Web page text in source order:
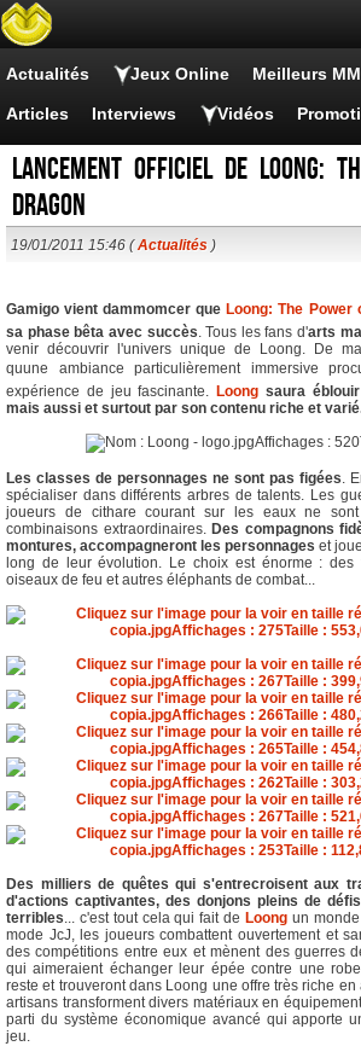
Actualités Jeux Online Meilleurs
Articles Interviews Vidéos
Lancement officiel de Loong:
Dragon
19/01/2011 15:46 (Actualités )
Gamigo vient dammomcer que Loong: The Power
sa phase bêta avec succès. Tous les fans d'arts
venir découvrir l'univers unique de Loong. De
quune ambiance particulièrement immersive
expérience de jeu fascinante. Loong saura
mais aussi et surtout par son contenu riche et
Les classes de personnages ne sont pas figées.
spécialiser dans différents arbres de talents. Les
joueurs de cithare courant sur les eaux ne
combinaisons extraordinaires. Des compagnons
montures, accompagneront les personnages et
long de leur évolution. Le choix est énorme :
oiseaux de feu et autres éléphants de combat...
Des milliers de quêtes qui s'entrecroisent aux
d'actions captivantes, des donjons pleins de
terribles... c'est tout cela qui fait de Loongun monde
mode JcJ, les joueurs combattent ouvertement et
des compétitions entre eux et mènent des guerres
qui aimeraient échanger leur épée contre une
reste et trouveront dans Loong une offre très riche
artisans transforment divers matériaux en
parti du système économique avancé qui apporte
jeu.